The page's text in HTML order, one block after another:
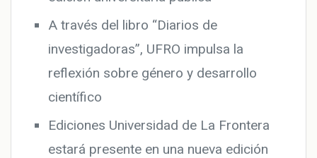
A través del libro “Diarios de
investigadoras”, UFRO impulsa la
reflexión sobre género y desarrollo
científico
Ediciones Universidad de La Frontera
estará presente en una nueva edición